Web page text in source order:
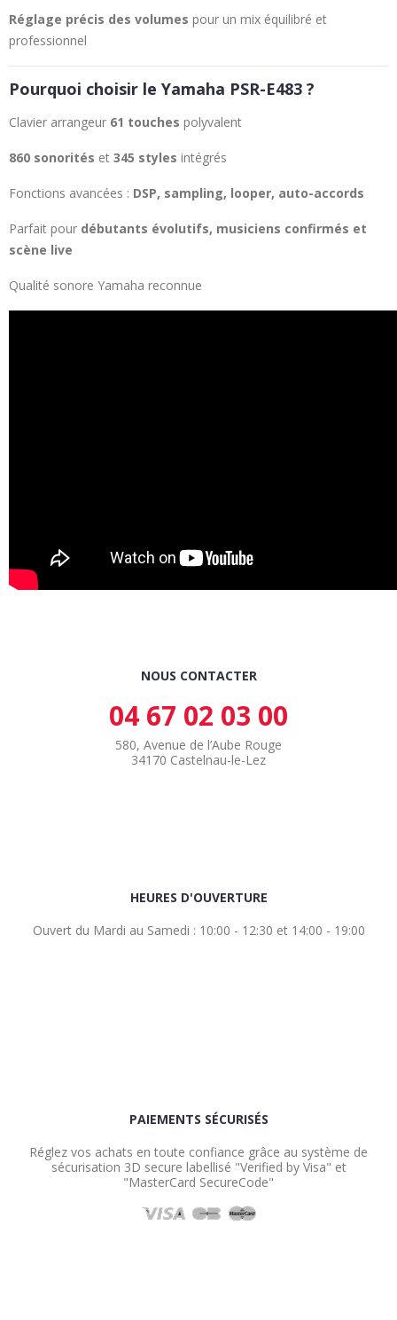
Réglage précis des volumes pour un mix équilibré et
professionnel
Pourquoi choisir le Yamaha PSR-E483 ?
Clavier arrangeur 61 touches polyvalent
860 sonorités et 345 styles intégrés
Fonctions avancées : DSP, sampling, looper, auto-accords
Parfait pour débutants évolutifs, musiciens confirmés et
scène live
Qualité sonore Yamaha reconnue
NOUS CONTACTER
04 67 02 03 00
580, Avenue de l’Aube Rouge
34170 Castelnau-le-Lez
HEURES D'OUVERTURE
Ouvert du Mardi au Samedi : 10:00 - 12:30 et 14:00 - 19:00
PAIEMENTS SÉCURISÉS
Réglez vos achats en toute confiance grâce au système de
sécurisation 3D secure labellisé "Verified by Visa" et
"MasterCard SecureCode"